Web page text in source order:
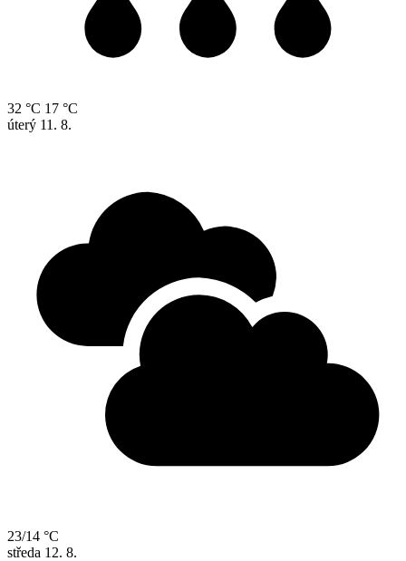
32 °C 17 °C
úterý 11. 8.
23/14 °C
středa 12. 8.